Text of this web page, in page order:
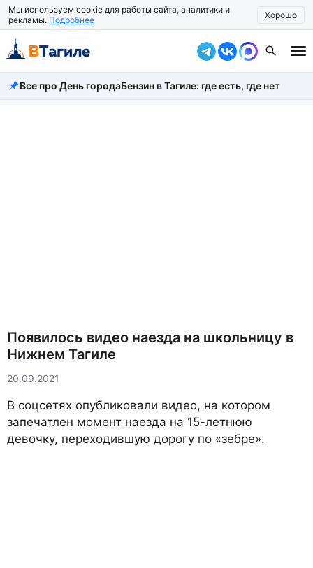
Мы используем cookie для работы сайта, аналитики и
рекламы. Подробнее Хорошо
Все новости
Все про День городаБензин в Тагиле: где есть, где нет
Появилось видео наезда на школьницу в
Нижнем Тагиле
20.09.2021
В соцсетях опубликовали видео, на котором
запечатлен момент наезда на 15-летнюю
девочку, переходившую дорогу по «зебре».